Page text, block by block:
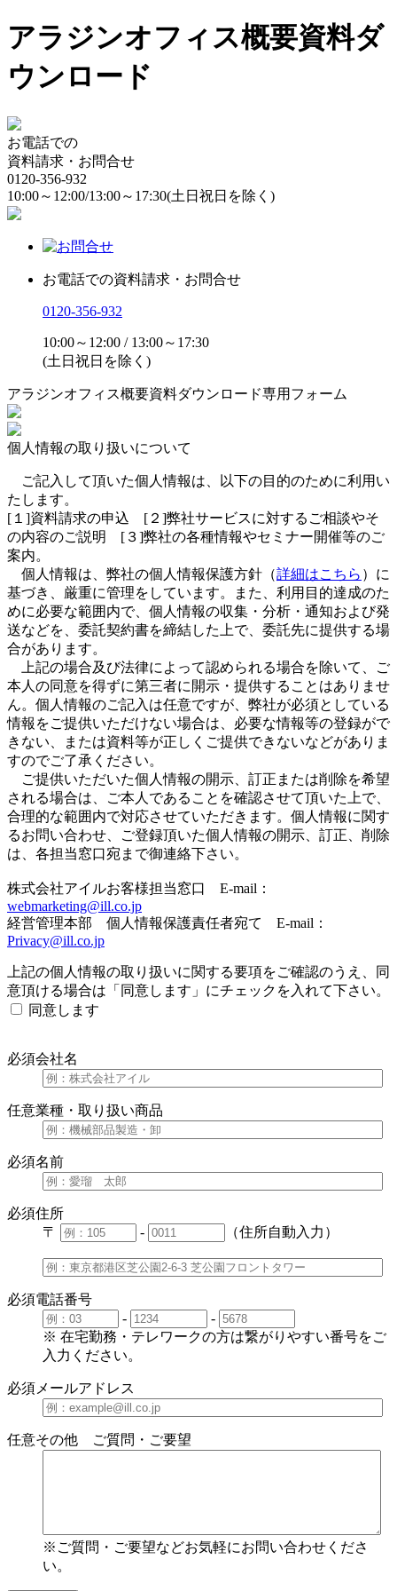
アラジンオフィス概要資料ダ
ウンロード
お電話での
資料請求・お問合せ
0120-356-932
10:00～12:00/13:00～17:30(土日祝日を除く)
お電話での資料請求・お問合せ
0120-356-932
10:00～12:00 / 13:00～17:30
(土日祝日を除く)
アラジンオフィス概要資料ダウンロード専用フォーム
個人情報の取り扱いについて
ご記入して頂いた個人情報は、以下の目的のために利用い
たします。
[１]資料請求の申込 [２]弊社サービスに対するご相談やそ
の内容のご説明 [３]弊社の各種情報やセミナー開催等のご
案内。
個人情報は、弊社の個人情報保護方針（詳細はこちら ）に
基づき、厳重に管理をしています。また、利用目的達成のた
めに必要な範囲内で、個人情報の収集・分析・通知および発
送などを、委託契約書を締結した上で、委託先に提供する場
合があります。
上記の場合及び法律によって認められる場合を除いて、ご
本人の同意を得ずに第三者に開示・提供することはありませ
ん。個人情報のご記入は任意ですが、弊社が必須としている
情報をご提供いただけない場合は、必要な情報等の登録がで
きない、または資料等が正しくご提供できないなどがありま
すのでご了承ください。
ご提供いただいた個人情報の開示、訂正または削除を希望
される場合は、ご本人であることを確認させて頂いた上で、
合理的な範囲内で対応させていただきます。個人情報に関す
るお問い合わせ、ご登録頂いた個人情報の開示、訂正、削除
は、各担当窓口宛まで御連絡下さい。
株式会社アイルお客様担当窓口 E-mail：
webmarketing@ill.co.jp
経営管理本部 個人情報保護責任者宛て E-mail：
Privacy@ill.co.jp
上記の個人情報の取り扱いに関する要項をご確認のうえ、同
意頂ける場合は「同意します」にチェックを入れて下さい。
同意します
必須会社名
任意業種・取り扱い商品
必須名前
必須住所
〒
- （住所自動入力）
必須電話番号
-
-
※ 在宅勤務・テレワークの方は繋がりやすい番号をご
入力ください。
必須 メールアドレス
任意その他 ご質問・ご要望
※ご質問・ご要望などお気軽にお問い合わせくださ
い。